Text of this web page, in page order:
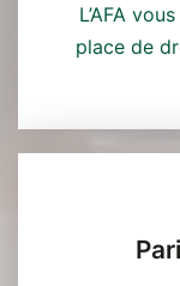
L’AFA
place de